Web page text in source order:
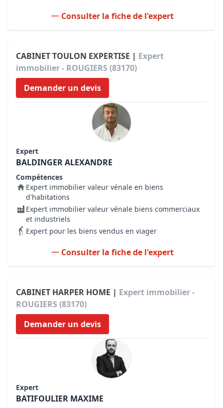
Consulter la fiche de l'expert
CABINET TOULON EXPERTISE | Expert
immobilier - ROUGIERS (83170)
Demander un devis
Expert
BALDINGER ALEXANDRE
Compétences
Expert immobilier valeur vénale en biens
d'habitations
Expert immobilier valeur vénale biens commerciaux
et industriels
Expert pour les biens vendus en viager
Consulter la fiche de l'expert
CABINET HARPER HOME | Expert immobilier -
ROUGIERS (83170)
Demander un devis
Expert
BATIFOULIER MAXIME